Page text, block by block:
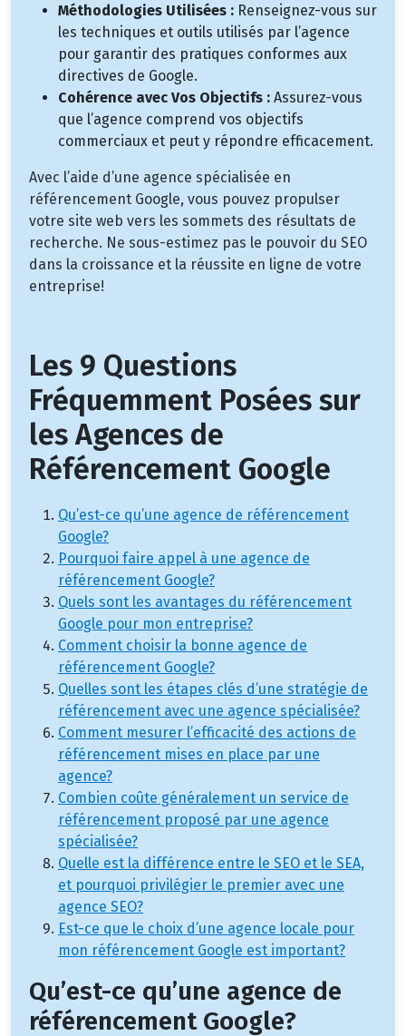
Méthodologies Utilisées : Renseignez-vous sur
les techniques et outils utilisés par l’agence
pour garantir des pratiques conformes aux
directives de Google.
Cohérence avec Vos Objectifs : Assurez-vous
que l’agence comprend vos objectifs
commerciaux et peut y répondre efficacement.
Avec l’aide d’une agence spécialisée en
référencement Google, vous pouvez propulser
votre site web vers les sommets des résultats de
recherche. Ne sous-estimez pas le pouvoir du SEO
dans la croissance et la réussite en ligne de votre
entreprise!
Les 9 Questions
Fréquemment Posées sur
les Agences de
Référencement Google
Qu’est-ce qu’une agence de référencement
Google?
Pourquoi faire appel à une agence de
référencement Google?
Quels sont les avantages du référencement
Google pour mon entreprise?
Comment choisir la bonne agence de
référencement Google?
Quelles sont les étapes clés d’une stratégie de
référencement avec une agence spécialisée?
Comment mesurer l’efficacité des actions de
référencement mises en place par une
agence?
Combien coûte généralement un service de
référencement proposé par une agence
spécialisée?
Quelle est la différence entre le SEO et le SEA,
et pourquoi privilégier le premier avec une
agence SEO?
Est-ce que le choix d’une agence locale pour
mon référencement Google est important?
Qu’est-ce qu’une agence de
référencement Google?